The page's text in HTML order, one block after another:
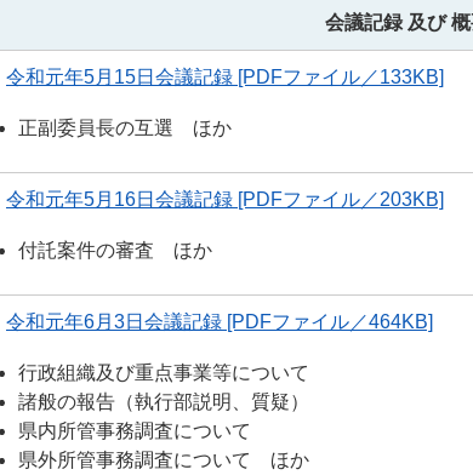
会議記録 及び
令和元年5月15日会議記録 [PDFファイル／133KB]
正副委員長の互選 ほか
令和元年5月16日会議記録 [PDFファイル／203KB]
付託案件の審査 ほか
令和元年6月3日会議記録 [PDFファイル／464KB]
行政組織及び重点事業等について
諸般の報告（執行部説明、質疑）
県内所管事務調査について
県外所管事務調査について ほか